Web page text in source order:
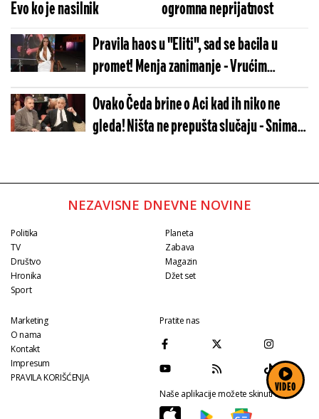
VIDEO
Evo ko je nasilnik
ogromna neprijatnost
Pravila haos u "Eliti", sad se bacila u
promet! Menja zanimanje - Vrućim
snimkom šokirala naciju
Ovako Čeda brine o Aci kad ih niko ne
gleda! Ništa ne prepušta slučaju - Snimak
NEZAVISNE DNEVNE NOVINE
Politika
TV
Društvo
Hronika
Sport
Planeta
Zabava
Magazin
Džet set
Marketing
O nama
Kontakt
Impresum
PRAVILA KORIŠĆENJA
Pratite nas
Naše aplikacije možete skinuti na: